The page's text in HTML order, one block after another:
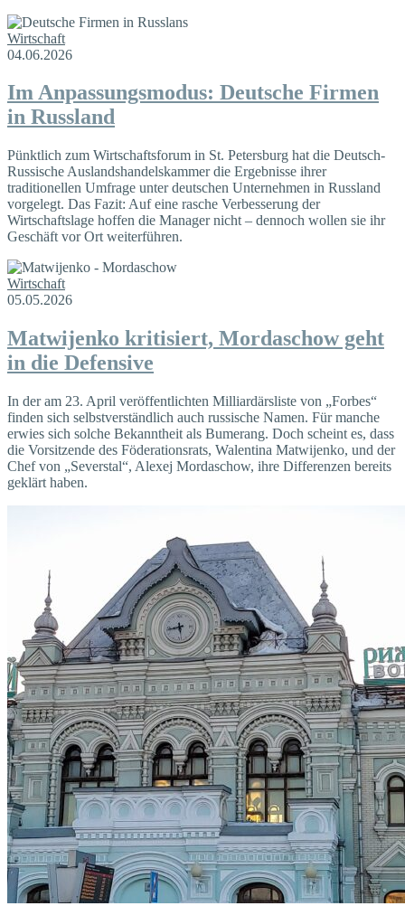
Wirtschaft
04.06.2026
Im Anpassungsmodus: Deutsche Firmen
in Russland
Pünktlich zum Wirtschaftsforum in St. Petersburg hat die Deutsch-
Russische Auslandshandelskammer die Ergebnisse ihrer
traditionellen Umfrage unter deutschen Unternehmen in Russland
vorgelegt. Das Fazit: Auf eine rasche Verbesserung der
Wirtschaftslage hoffen die Manager nicht – dennoch wollen sie ihr
Geschäft vor Ort weiterführen.
Wirtschaft
05.05.2026
Matwijenko kritisiert, Mordaschow geht
in die Defensive
In der am 23. April veröffentlichten Milliardärsliste von „Forbes“
finden sich selbstverständlich auch russische Namen. Für manche
erwies sich solche Bekanntheit als Bumerang. Doch scheint es, dass
die Vorsitzende des Föderationsrats, Walentina Matwijenko, und der
Chef von „Severstal“, Alexej Mordaschow, ihre Differenzen bereits
geklärt haben.